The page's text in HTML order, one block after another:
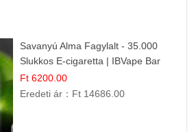
Savanyú Alma Fagylalt - 35.000
Slukkos E-cigaretta | IBVape Bar
Ft 6200.00
Eredeti ár： Ft 14686.00